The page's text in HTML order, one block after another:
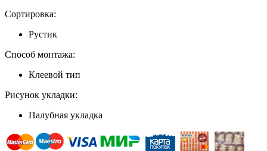
Сортировка:
Рустик
Способ монтажа:
Клеевой тип
Рисунок укладки:
Палубная укладка